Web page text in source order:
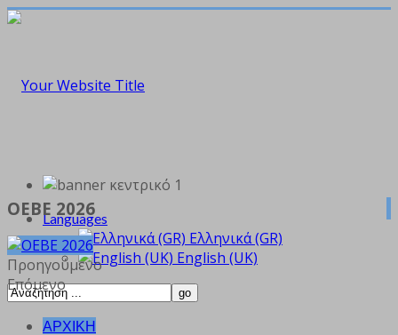
Languages
Ελληνικά (GR)
English (UK)
ΑΡΧΙΚΗ
ΟΕΒΕ 2026
Προηγούμενο
Επόμενο